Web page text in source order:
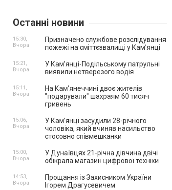
Останні новини
Призначено службове розслідування
пожежі на сміттєзвалищі у Кам’янці
15:30,
Вчора
У Кам’янці-Подільському патрульні
виявили нетверезого водія
15:21,
Вчора
На Камʼянеччині двоє жителів
"подарували" шахраям 60 тисяч
гривень
15:11,
Вчора
У Камʼянці засудили 28-річного
чоловіка, який вчиняв насильство
стосовно співмешканки
15:06,
Вчора
У Дунаївцях 21-річна дівчина двічі
обікрала магазин цифрової техніки
15:00,
Вчора
Прощання із Захисником України
Ігорем Драгусевичем
14:53,
Вчора